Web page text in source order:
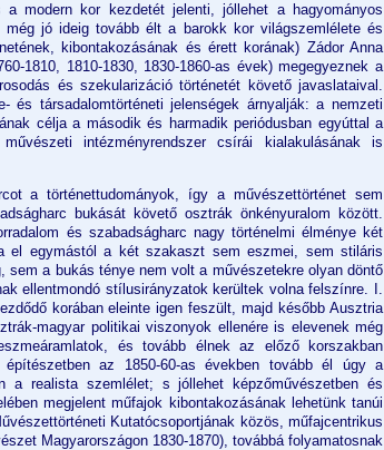
modern kor kezdetét jelenti, jóllehet a hagyományos
jó ideig tovább élt a barokk kor világszemlélete és
kibontakozásának és érett korának) Zádor Anna
1810, 1810-1830, 1830-1860-as évek) megegyeznek a
és szekularizáció történetét követő javaslataival.
és társadalomtörténeti jelenségek árnyalják: a nemzeti
célja a második és harmadik periódusban egyúttal a
intézményrendszer csírái kialakulásának is
a történettudományok, így a művészettörténet sem
bukását követő osztrák önkényuralom között.
és szabadságharc nagy történelmi élménye két
el egymástól a két szakaszt sem eszmei, sem stiláris
sem a bukás ténye nem volt a művészetekre olyan döntő
ellentmondó stílusirányzatok kerültek volna felszínre. I.
korában eleinte igen feszült, majd később Ausztria
magyar politikai viszonyok ellenére is elevenek még
és tovább élnek az előző korszakban
az 1850-60-as években tovább él úgy a
a realista szemlélet; s jóllehet képzőművészetben és
megjelent műfajok kibontakozásának lehetünk tanúi
Kutatócsoportjának közös, műfajcentrikus
Magyarországon 1830-1870), továbbá folyamatosnak